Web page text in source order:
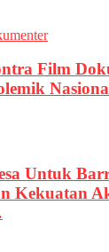
Film
Untuk
Kekuatan